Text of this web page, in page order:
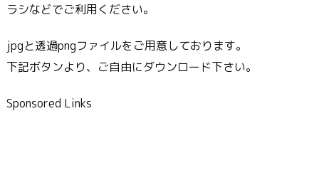
ラシなどでご利用ください。
jpgと透過pngファイルをご用意しております。
下記ボタンより、ご自由にダウンロード下さい。
Sponsored Links